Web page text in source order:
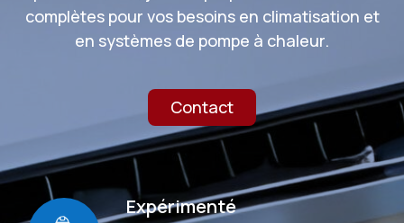
complètes pour vos besoins en climatisation et
en systèmes de pompe à chaleur.
Contact
Expérimenté